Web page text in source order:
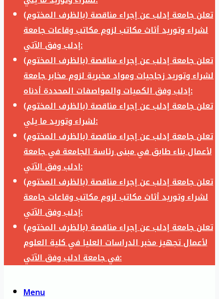
تعلن جامعة إدلب عن إجراء مناقصة (بالظرف المختوم)
لشراء وتوريد أثاث مكاتب لزوم مكاتب وقاعات جامعة
إدلب وفق الآتي:
تعلن جامعة إدلب عن إجراء مناقصة (بالظرف المختوم)
لشراء وتوريد زجاجيات ومواد مخبرية لزوم مخابر جامعة
إدلب وفق الكميات والمواصفات المحددة أدناه:
تعلن جامعة إدلب عن إجراء مناقصة (بالظرف المختوم)
لشراء وتوريد ما يلي:
تعلن جامعة إدلب عن إجراء مناقصة (بالظرف المختوم)
لأعمال بناء طابق في مبنى رئاسة الجامعة في جامعة
ادلب وفق الآتي:
تعلن جامعة إدلب عن إجراء مناقصة (بالظرف المختوم)
لشراء وتوريد أثاث مكاتب لزوم مكاتب وقاعات جامعة
إدلب وفق الآتي:
تعلن جامعة إدلب عن إجراء مناقصة (بالظرف المختوم)
لأعمال تجهيز مخبر الدراسات العليا في كلية العلوم
في جامعة ادلب وفق الآتي:
Menu